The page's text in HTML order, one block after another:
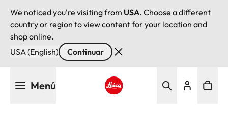
We noticed you're visiting from USA. Choose a different
country or region to view content for your location and
shop online.
USA (English)
Continuar
Menú